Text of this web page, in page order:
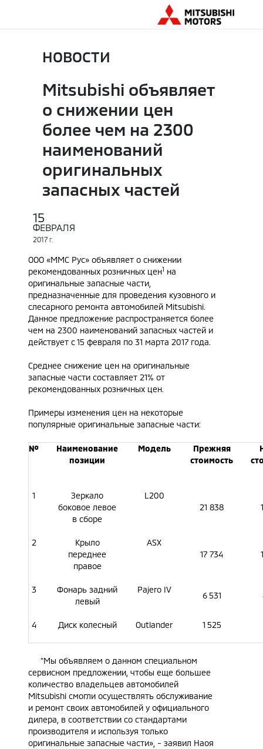
НОВОСТИ
Mitsubishi объявляет
о снижении цен
более чем на 2300
наименований
оригинальных
запасных частей
15
ФЕВРАЛЯ
2017 Г.
ООО «ММС Рус» объявляет о снижении
рекомендованных розничных цен1 на
оригинальные запасные части,
предназначенные для проведения кузовного и
слесарного ремонта автомобилей Mitsubishi.
Данное предложение распространяется более
чем на 2300 наименований запасных частей и
действует с 15 февраля по 31 марта 2017 года.
Среднее снижение цен на оригинальные
запасные части составляет 21% от
рекомендованных розничных цен.
Примеры изменения цен на некоторые
популярные оригинальные запасные части:
№
Наименование
позиции
Модель
Прежняя
стоимость
1
Зеркало
боковое левое
в сборе
L200
21 838
2
Крыло
переднее
правое
ASX
17 734
3
Фонарь задний
левый
Pajero IV
6 531
4 Диск колесный Outlander 1 525
“Мы объявляем о данном специальном
сервисном предложении, чтобы еще большее
количество владельцев автомобилей
Mitsubishi смогли осуществлять обслуживание
и ремонт своих автомобилей у официального
дилера, в соответствии со стандартами
производителя и используя только
оригинальные запасные части», - заявил Наоя